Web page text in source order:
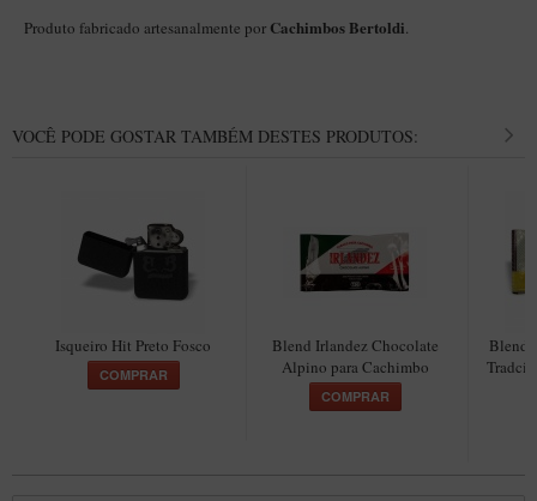
Churchwarden – Briar Italiano
MONTE SEU KIT/INICIANTES
Limpadores para Cachimbo
Filtros
Isqueiros
Produto fabricado artesanalmente por Cachimbos Bertoldi.
VOCÊ PODE GOSTAR TAMBÉM DESTES PRODUTOS:
Isqueiro Hit Preto Fosco
COMPRAR
Blend Irlandez Chocolate
Alpino para Cachimbo
COMPRAR
Blend